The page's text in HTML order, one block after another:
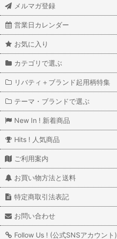
メルマガ登録
営業日カレンダー
お気に入り
カテゴリで選ぶ
リバティ＋ブランド起用柄特集
テーマ・ブランドで選ぶ
New In ! 新着商品
Hits ! 人気商品
ご利用案内
お買い物方法と送料
特定商取引法表記
お問い合わせ
Follow Us ! (公式SNSアカウント)